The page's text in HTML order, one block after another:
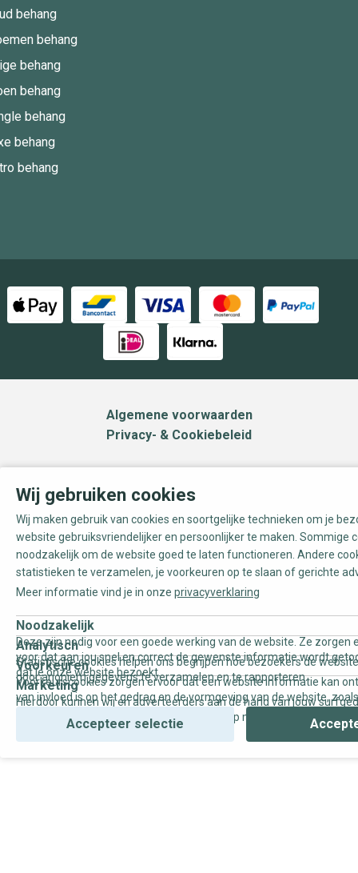
behang
behang
behang
behang
behang
behang
behang
Algemene voorwaarden
Privacy- & Cookiebeleid
Wij gebruiken cookies
Wij maken gebruik van cookies en soortgelijke technieken om je
website gebruiksvriendelijker en persoonlijker te maken. Sommige
noodzakelijk om de website goed te laten functioneren. Andere
statistieken te verzamelen, je voorkeuren op te slaan of gerichte
Meer informatie vind je in onze privacyverklaring
Noodzakelijk
Deze zijn nodig voor een goede werking van de website. Ze zorgen
voor dat aan jou snel en correct de gewenste informatie wordt
dat je onze website bezoekt.
Analytisch
Statistische cookies helpen ons begrijpen hoe bezoekers de
door anoniem gegevens te verzamelen en te rapporteren.
Voorkeuren
Voorkeurscookies zorgen ervoor dat een website informatie kan
van invloed is op het gedrag en de vormgeving van de website,
Marketing
Hierdoor kunnen wij en adverteerders aan de hand van jouw
gepersonaliseerde online advertenties en op maat gemaakte
Accepteer selectie